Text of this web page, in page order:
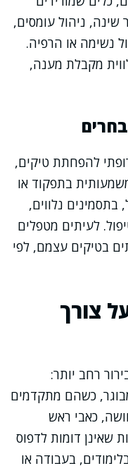
שינה, ניהול עומסים,
נשימה או הרפיה.
מקבלת מענה,
להפחתת טיקים,
בתפקוד או
נלווים,
לעיתים מטפלים
בטיקים עצמם, לפי
צורך
רחב יותר:
כשהם מתקדמים
כאבי ראש
שאינן דומות לדפוס
בעבודה או